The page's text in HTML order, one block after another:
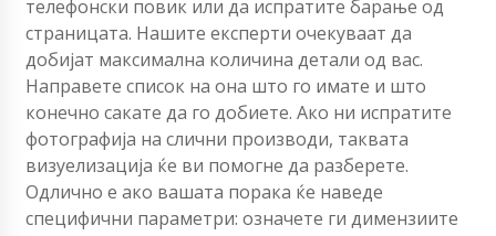
телефонски повик или да испратите барање од
страницата. Нашите експерти очекуваат да
добијат максимална количина детали од вас.
Направете список на она што го имате и што
конечно сакате да го добиете. Ако ни испратите
фотографија на слични производи, таквата
визуелизација ќе ви помогне да разберете.
Одлично е ако вашата порака ќе наведе
специфични параметри: означете ги димензиите